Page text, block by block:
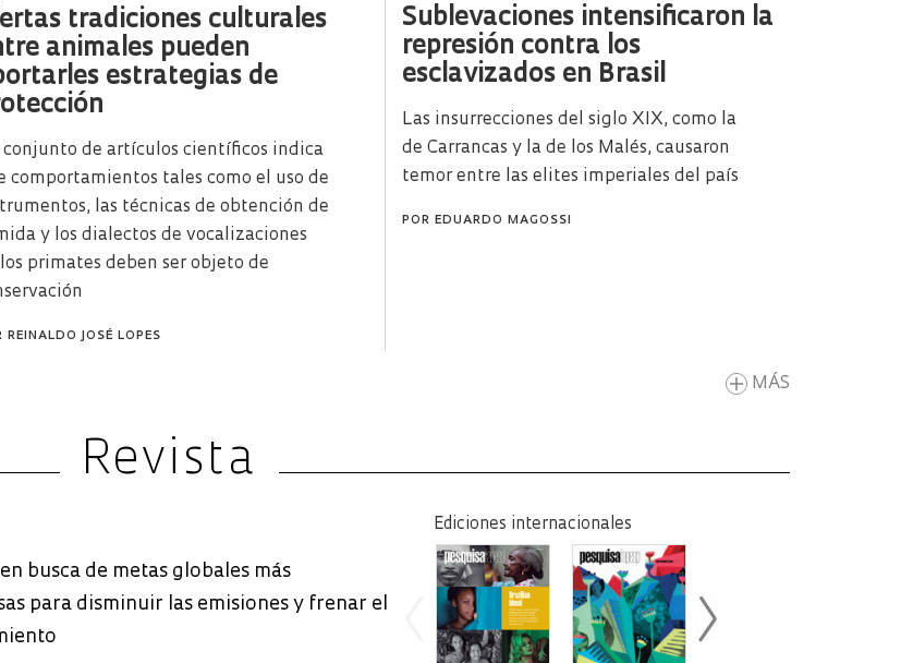
tradiciones culturales
animales pueden
estrategias de
conjunto de artículos científicos indica
comportamientos tales como el uso de
las técnicas de obtención de
y los dialectos de vocalizaciones
primates deben ser objeto de
REINALDO JOSÉ LOPES
Sublevaciones intensificaron la
represión contra los
esclavizados en Brasil
Las insurrecciones del siglo XIX, como la
de Carrancas y la de los Malés, causaron
temor entre las elites imperiales del país
POR EDUARDO MAGOSSI
MÁS
Revista
busca de metas globales más
para disminuir las emisiones y frenar el
Ediciones internacionales